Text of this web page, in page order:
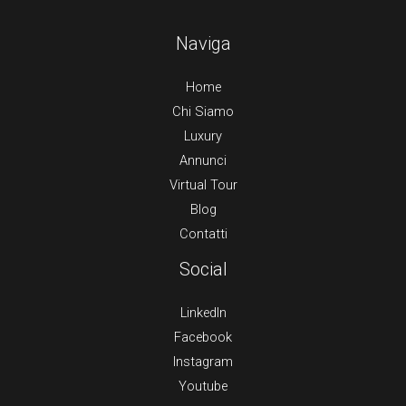
Naviga
Home
Chi Siamo
Luxury
Annunci
Virtual Tour
Blog
Contatti
Social
LinkedIn
Facebook
Instagram
Youtube